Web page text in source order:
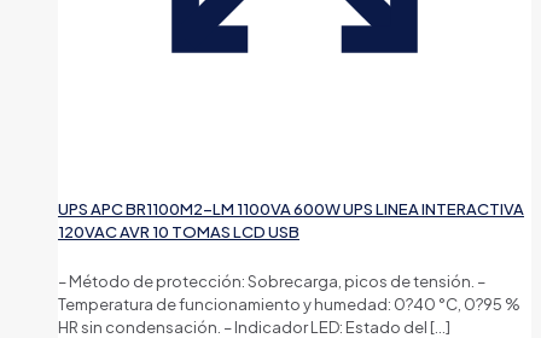
UPS APC BR1100M2-LM 1100VA 600W UPS LINEA INTERACTIVA
120VAC AVR 10 TOMAS LCD USB
– Método de protección: Sobrecarga, picos de tensión. –
Temperatura de funcionamiento y humedad: 0?40 °C, 0?95 %
HR sin condensación. – Indicador LED: Estado del […]